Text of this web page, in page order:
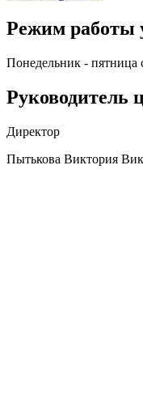
Режим работы
Понедельник - пятница
Руководитель
Директор
Пытькова Виктория